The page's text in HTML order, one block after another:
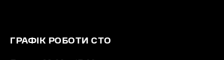
ГРАФІК РОБОТИ СТО